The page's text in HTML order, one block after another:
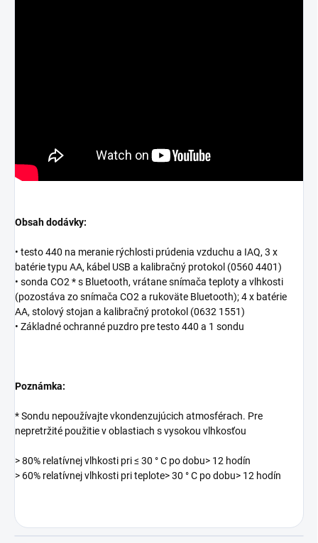
Obsah dodávky:
• testo 440 na meranie rýchlosti prúdenia vzduchu a IAQ, 3 x
batérie typu AA, kábel USB a kalibračný protokol (0560 4401)
• sonda CO2 * s Bluetooth, vrátane snímača teploty a vlhkosti
(pozostáva zo snímača CO2 a rukoväte Bluetooth); 4 x batérie
AA, stolový stojan a kalibračný protokol (0632 1551)
• Základné ochranné puzdro pre testo 440 a 1 sondu
Poznámka:
* Sondu nepoužívajte vkondenzujúcich atmosférach. Pre
nepretržité použitie v oblastiach s vysokou vlhkosťou
> 80% relatívnej vlhkosti pri ≤ 30 ° C po dobu> 12 hodín
> 60% relatívnej vlhkosti pri teplote> 30 ° C po dobu> 12 hodín